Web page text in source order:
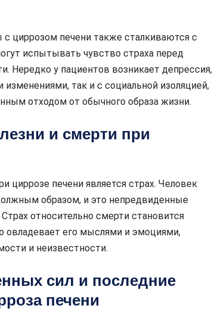
циррозом печени также сталкиваются с
испытывать чувство страха перед
Нередко у пациентов возникает депрессия,
так и с социальной изоляцией,
отходом от обычного образа жизни.
и смерти при
печени является страх. Человек
образом, и это непредвиденные
относительно смерти становится
овладевает его мыслями и эмоциями,
и неизвестности.
сил и последние
печени